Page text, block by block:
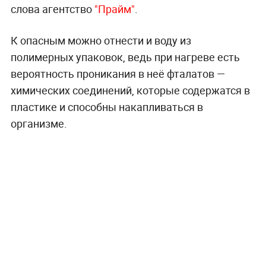
слова агентство "Прайм"
К опасным можно отнести и воду из
полимерных упаковок, ведь при нагреве есть
вероятность проникания в неё фталатов —
химических соединений, которые содержатся в
пластике и способны накапливаться в
организме.